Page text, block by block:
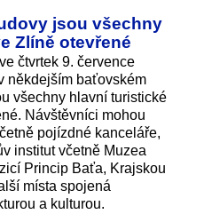
jsou všechny
Zlíně otevřené
čtvrtek 9. července
někdejším baťovském
všechny hlavní turistické
Návštěvníci mohou
pojízdné kanceláře,
institut včetně Muzea
Princip Baťa, Krajskou
místa spojená
a kulturou.